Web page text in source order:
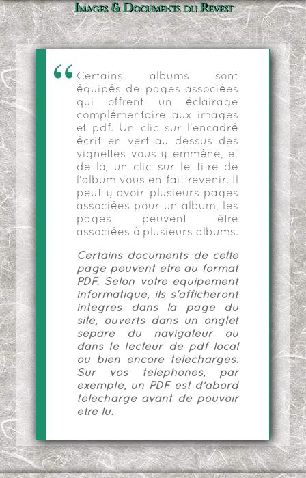
Images & Documents du Revest
Certains albums sont
équipés de pages associées
qui offrent un éclairage
complémentaire aux images
et pdf. Un clic sur l'encadré
écrit en vert au dessus des
vignettes vous y emmène, et
de là, un clic sur le titre de
l'album vous en fait revenir. Il
peut y avoir plusieurs pages
associées pour un album, les
pages peuvent être
associées à plusieurs albums.
Certains documents de cette
page peuvent être au format
PDF. Selon votre équipement
informatique, ils s'afficheront
intégrés dans la page du
site, ouverts dans un onglet
séparé du navigateur ou
dans le lecteur de pdf local
ou bien encore téléchargés.
Sur vos téléphones, par
exemple, un PDF est d'abord
téléchargé avant de pouvoir
être lu.